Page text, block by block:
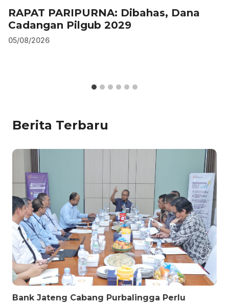
RAPAT PARIPURNA: Dibahas, Dana
Cadangan Pilgub 2029
05/08/2026
Berita Terbaru
Bank Jateng Cabang Purbalingga Perlu